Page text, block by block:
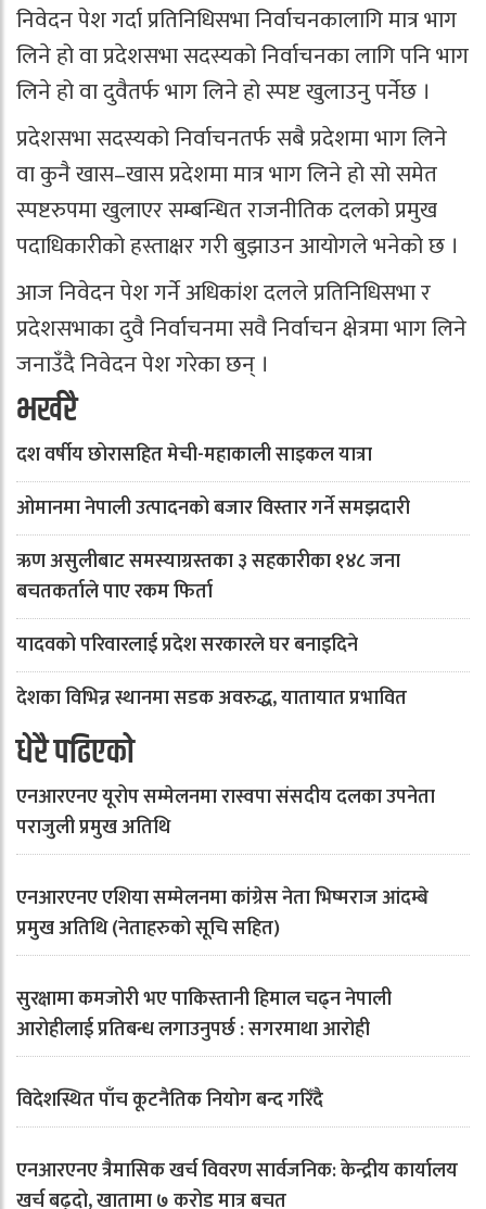
निवेदन पेश गर्दा प्रतिनिधिसभा निर्वाचनकालागि मात्र भाग
लिने हो वा प्रदेशसभा सदस्यको निर्वाचनका लागि पनि भाग
लिने हो वा दुवैतर्फ भाग लिने हो स्पष्ट खुलाउनु पर्नेछ ।
प्रदेशसभा सदस्यको निर्वाचनतर्फ सबै प्रदेशमा भाग लिने
वा कुनै खास–खास प्रदेशमा मात्र भाग लिने हो सो समेत
स्पष्टरुपमा खुलाएर सम्बन्धित राजनीतिक दलको प्रमुख
पदाधिकारीको हस्ताक्षर गरी बुझाउन आयोगले भनेको छ ।
आज निवेदन पेश गर्ने अधिकांश दलले प्रतिनिधिसभा र
प्रदेशसभाका दुवै निर्वाचनमा सवै निर्वाचन क्षेत्रमा भाग लिने
जनाउँदै निवेदन पेश गरेका छन् ।
भर्खरै
दश वर्षीय छोरासहित मेची-महाकाली साइकल यात्रा
ओमानमा नेपाली उत्पादनको बजार विस्तार गर्ने समझदारी
ऋण असुलीबाट समस्याग्रस्तका ३ सहकारीका १४८ जना
बचतकर्ताले पाए रकम फिर्ता
यादवको परिवारलाई प्रदेश सरकारले घर बनाइदिने
देशका विभिन्न स्थानमा सडक अवरुद्ध, यातायात प्रभावित
धेरै पढिएको
एनआरएनए यूरोप सम्मेलनमा रास्वपा संसदीय दलका उपनेता
पराजुली प्रमुख अतिथि
एनआरएनए एशिया सम्मेलनमा कांग्रेस नेता भिष्मराज आंदम्बे
प्रमुख अतिथि (नेताहरुको सूचि सहित)
सुरक्षामा कमजोरी भए पाकिस्तानी हिमाल चढ्न नेपाली
आरोहीलाई प्रतिबन्ध लगाउनुपर्छ : सगरमाथा आरोही
विदेशस्थित पाँच कूटनैतिक नियोग बन्द गरिँदै
एनआरएनए त्रैमासिक खर्च विवरण सार्वजनिक: केन्द्रीय कार्यालय
खर्च बढ्दो, खातामा ७ करोड मात्र बचत